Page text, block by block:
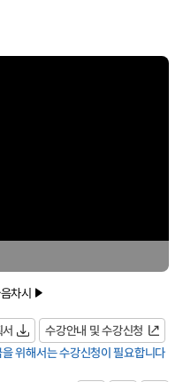
차시
수강안내 및 수강신청
위해서는 수강신청이 필요합니다